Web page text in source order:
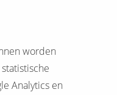
worden
Analytics en